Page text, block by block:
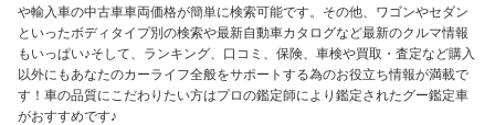
や輸入車の中古車車両価格が簡単に検索可能です。その他、ワゴンやセダン
といったボディタイプ別の検索や最新自動車カタログなど最新のクルマ情報
もいっぱい♪そして、ランキング、口コミ、保険、車検や買取・査定など購入
以外にもあなたのカーライフ全般をサポートする為のお役立ち情報が満載で
す！車の品質にこだわりたい方はプロの鑑定師により鑑定されたグー鑑定車
がおすすめです♪